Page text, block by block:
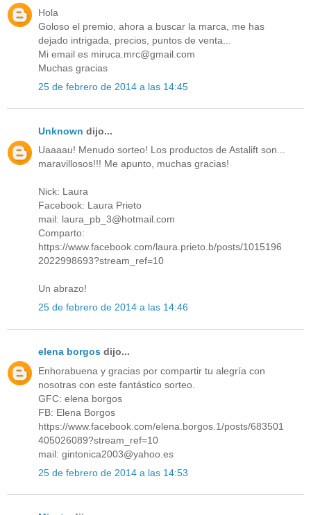
Hola
Goloso el premio, ahora a buscar la marca, me has
dejado intrigada, precios, puntos de venta...
Mi email es miruca.mrc@gmail.com
Muchas gracias
25 de febrero de 2014 a las 14:45
Unknown dijo...
Uaaaau! Menudo sorteo! Los productos de Astalift son...
maravillosos!!! Me apunto, muchas gracias!
Nick: Laura
Facebook: Laura Prieto
mail: laura_pb_3@hotmail.com
Comparto:
https://www.facebook.com/laura.prieto.b/posts/1015196
2022998693?stream_ref=10
Un abrazo!
25 de febrero de 2014 a las 14:46
elena borgos dijo...
Enhorabuena y gracias por compartir tu alegría con
nosotras con este fantástico sorteo.
GFC: elena borgos
FB: Elena Borgos
https://www.facebook.com/elena.borgos.1/posts/683501
405026089?stream_ref=10
mail: gintonica2003@yahoo.es
25 de febrero de 2014 a las 14:53